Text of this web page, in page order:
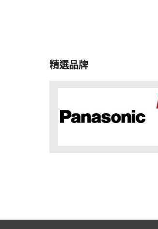
精選品牌